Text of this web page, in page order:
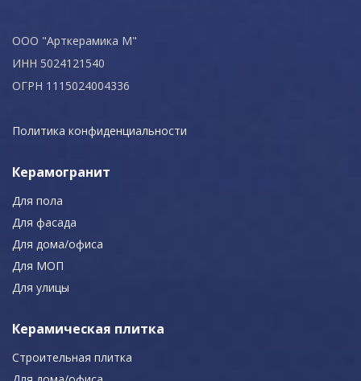
ООО "Арткерамика М"
ИНН 5024121540
ОГРН 1115024004336
Политика конфиденциальности
Керамогранит
Для пола
Для фасада
Для дома/офиса
Для МОП
Для улицы
Керамическая плитка
Строительная плитка